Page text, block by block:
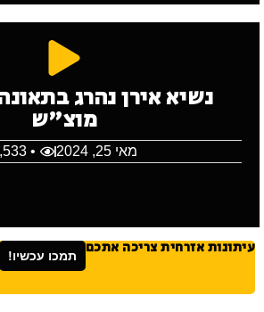
נשיא אירן נהרג
מוצ"ש
מאי 25, 2024 • 4,533
עיתונות אזרחית צריכה אתכם תמכו עכשיו!